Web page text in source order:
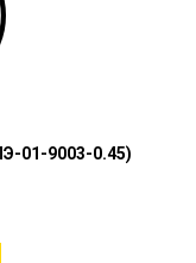
01-9003-0.45)